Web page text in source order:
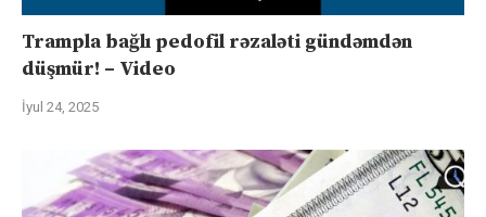
Trampla bağlı pedofil rəzaləti gündəmdən
düşmür! – Video
İyul 24, 2025